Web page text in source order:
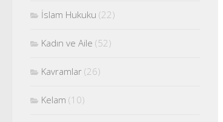
İslam Hukuku (22)
Kadın ve Aile (52)
Kavramlar (26)
Kelam (10)